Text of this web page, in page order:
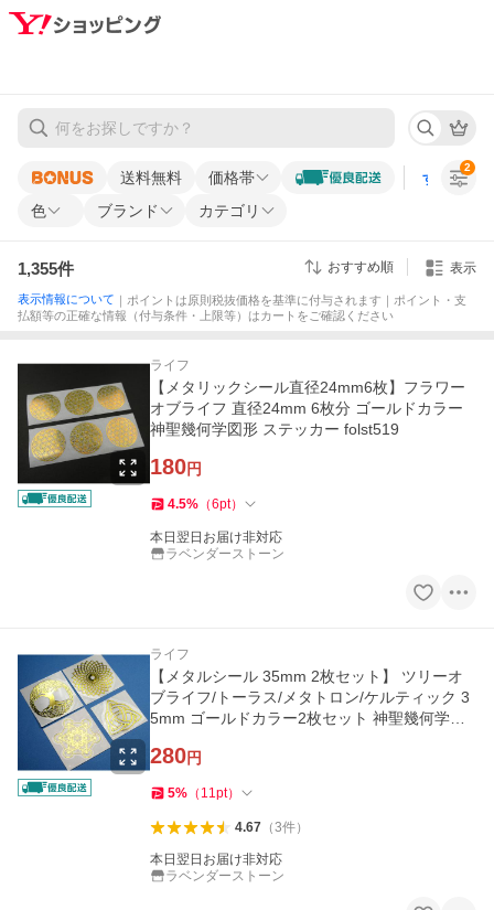
送料無料 価格帯 すべての条
色 ブランド カテゴリ
2
1,355件 おすすめ順 表示
表示情報について ｜ポイントは原則税抜価格を基準に付与されます｜ポイント・支
払額等の正確な情報（付与条件・上限等）はカートをご確認ください
ライフ
【メタリックシール直径24mm6枚】フラワー
オブライフ 直径24mm 6枚分 ゴールドカラー
神聖幾何学図形 ステッカー folst519
180円
4.5% （6pt）
本日翌日お届け非対応
ラベンダーストーン
ライフ
【メタルシール 35mm 2枚セット】 ツリーオ
ブライフ/トーラス/メタトロン/ケルティック 3
5mm ゴールドカラー2枚セット 神聖幾何学図
280円
5% （ 11pt）
4.67（3件）
本日翌日お届け非対応
ラベンダーストーン